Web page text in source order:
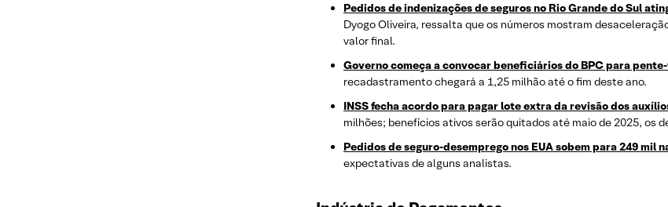
Pedidos de indenizações de seguros no Rio Grande do Sul
Dyogo Oliveira, ressalta que os números mostram
valor final.
Governo começa a convocar beneficiários do BPC para
recadastramento chegará a 1,25 milhão até o fim deste ano.
INSS fecha acordo para pagar lote extra da revisão dos
milhões; benefícios ativos serão quitados até maio de 2025, os
Pedidos de seguro-desemprego nos EUA sobem para 249 mil
expectativas de alguns analistas.